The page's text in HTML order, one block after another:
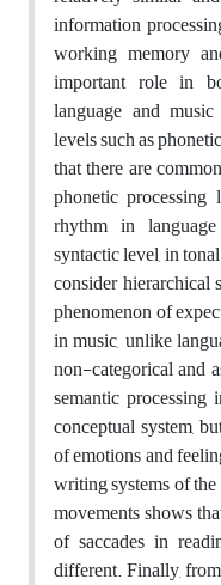
information
working memory
important role in
language and
levels such as
that there are
phonetic
rhythm in
syntactic level, in
consider hierarchical
phenomenon of
in music, unlike
non-categorical and
semantic
conceptual system,
of emotions and
writing systems of
movements shows
of saccades in
different. Finally,